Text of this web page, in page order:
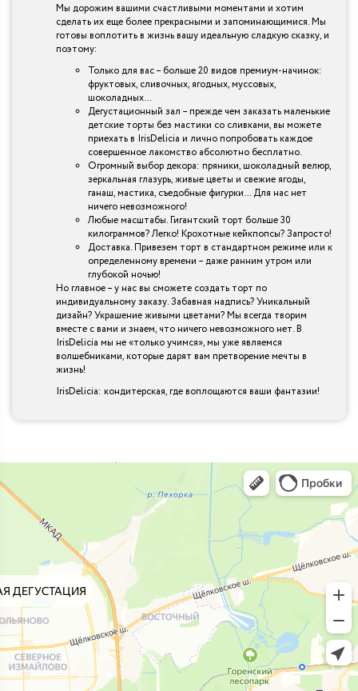
Мы дорожим вашими счастливыми моментами и хотим
сделать их еще более прекрасными и запоминающимися. Мы
готовы воплотить в жизнь вашу идеальную сладкую сказку, и
поэтому:
Только для вас – больше 20 видов премиум-начинок:
фруктовых, сливочных, ягодных, муссовых,
шоколадных…
Дегустационный зал – прежде чем заказать маленькие
детские торты без мастики со сливками, вы можете
приехать в IrisDelicia и лично попробовать каждое
совершенное лакомство абсолютно бесплатно.
Огромный выбор декора: пряники, шоколадный велюр,
зеркальная глазурь, живые цветы и свежие ягоды,
ганаш, мастика, съедобные фигурки… Для нас нет
ничего невозможного!
Любые масштабы. Гигантский торт больше 30
килограммов? Легко! Крохотные кейкпопсы? Запросто!
Доставка. Привезем торт в стандартном режиме или к
определенному времени – даже ранним утром или
глубокой ночью!
Но главное – у нас вы сможете создать торт по
индивидуальному заказу. Забавная надпись? Уникальный
дизайн? Украшение живыми цветами? Мы всегда творим
вместе с вами и знаем, что ничего невозможного нет. В
IrisDelicia мы не «только учимся», мы уже являемся
волшебниками, которые дарят вам претворение мечты в
жизнь!
IrisDelicia: кондитерская, где воплощаются ваши фантазии!